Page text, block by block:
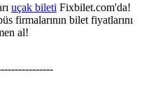
uçak bileti Fixbilet.com'da!
firmalarının bilet fiyatlarını
al!